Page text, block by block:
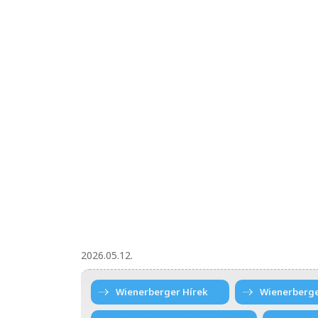
2026.05.12.
Wienerberger Hírek